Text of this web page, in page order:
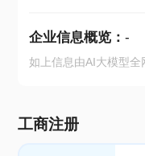
企业信息概览： -
如上信息由AI大模型
工商注册